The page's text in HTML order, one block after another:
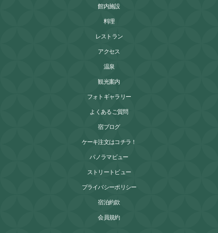
館内施設
料理
レストラン
アクセス
温泉
観光案内
フォトギャラリー
よくあるご質問
宿ブログ
ケーキ注文はコチラ！
パノラマビュー
ストリートビュー
プライバシーポリシー
宿泊約款
会員規約